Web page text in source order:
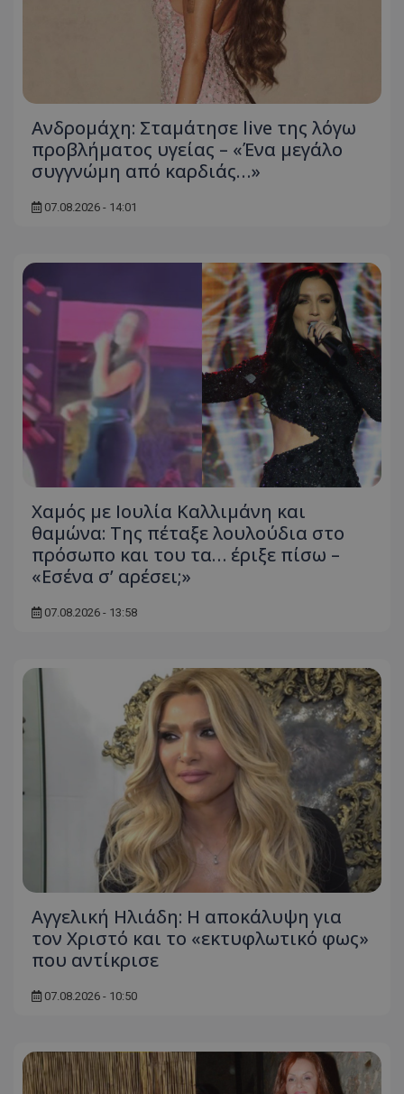
Ανδρομάχη: Σταμάτησε live της λόγω
προβλήματος υγείας – «Ένα μεγάλο
συγγνώμη από καρδιάς…»
07.08.2026 - 14:01
Χαμός με Ιουλία Καλλιμάνη και
θαμώνα: Της πέταξε λουλούδια στο
πρόσωπο και του τα… έριξε πίσω –
«Εσένα σ’ αρέσει;»
07.08.2026 - 13:58
Αγγελική Ηλιάδη: Η αποκάλυψη για
τον Χριστό και το «εκτυφλωτικό φως»
που αντίκρισε
07.08.2026 - 10:50